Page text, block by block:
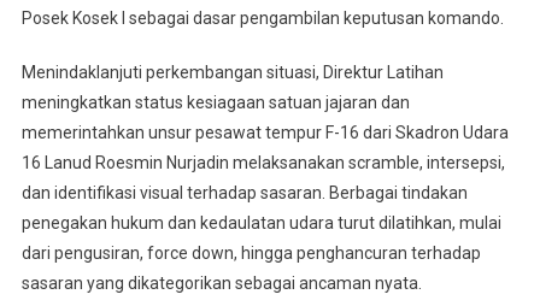
Posek Kosek I sebagai dasar pengambilan keputusan komando.
Menindaklanjuti perkembangan situasi, Direktur Latihan
meningkatkan status kesiagaan satuan jajaran dan
memerintahkan unsur pesawat tempur F-16 dari Skadron Udara
16 Lanud Roesmin Nurjadin melaksanakan scramble, intersepsi,
dan identifikasi visual terhadap sasaran. Berbagai tindakan
penegakan hukum dan kedaulatan udara turut dilatihkan, mulai
dari pengusiran, force down, hingga penghancuran terhadap
sasaran yang dikategorikan sebagai ancaman nyata.